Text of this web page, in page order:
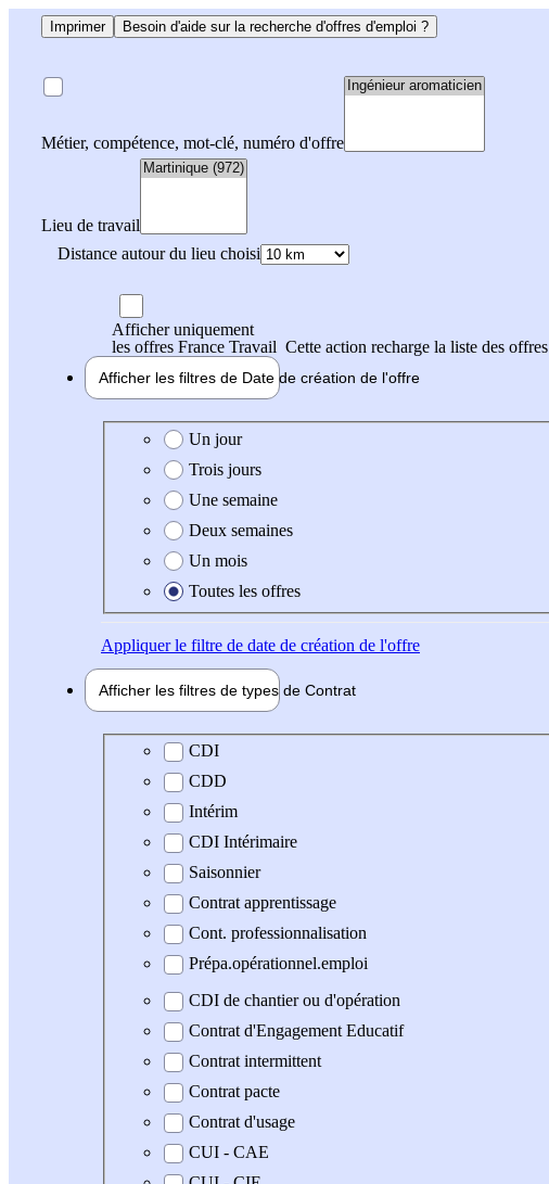
Imprimer Besoin d'aide sur la recherche d'offres d'emploi ?
Métier, compétence, mot-clé, numéro d'offre
Lieu de travail
Distance autour du lieu choisi
Afficher uniquement
les offres France Travail Cette action recharge la liste des offres
Afficher les filtres de Date de création de l'offre
Date de création de l'offre
Un jour
Trois jours
Une semaine
Deux semaines
Un mois
Toutes les offres
Appliquerle filtre de date de création de l'offre
Afficher les filtres de types de Contrat
Type de contrat
CDI
CDD
Intérim
CDI Intérimaire
Saisonnier
Contrat apprentissage
Cont. professionnalisation
Prépa.opérationnel.emploi
CDI de chantier ou d'opération
Contrat d'Engagement Educatif
Contrat intermittent
Contrat pacte
Contrat d'usage
CUI - CAE